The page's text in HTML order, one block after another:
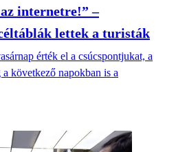
internetre!” –
lettek a turisták
érték el a csúcspontjukat, a
a következő napokban is a